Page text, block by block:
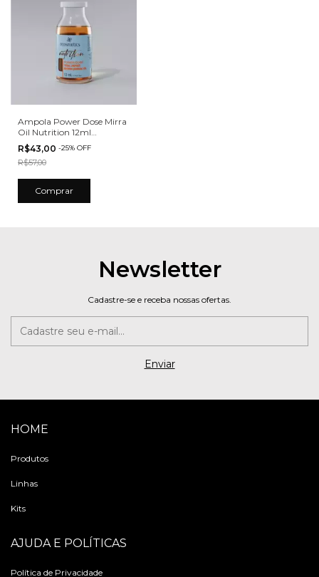
Ampola Power Dose Mirra
Oil Nutrition 12ml
Ecosmetics
R$43,00 -25% OFF
R$57,00
Newsletter
Cadastre-se e receba nossas ofertas.
HOME
Produtos
Linhas
Kits
AJUDA E POLÍTICAS
Política de Privacidade